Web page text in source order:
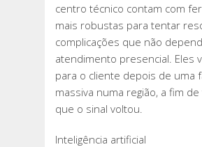
centro técnico contam com
mais robustas para tentar
complicações que não
atendimento presencial. Eles
para o cliente depois de uma
massiva numa região, a fim
que o sinal voltou.
Inteligência artificial